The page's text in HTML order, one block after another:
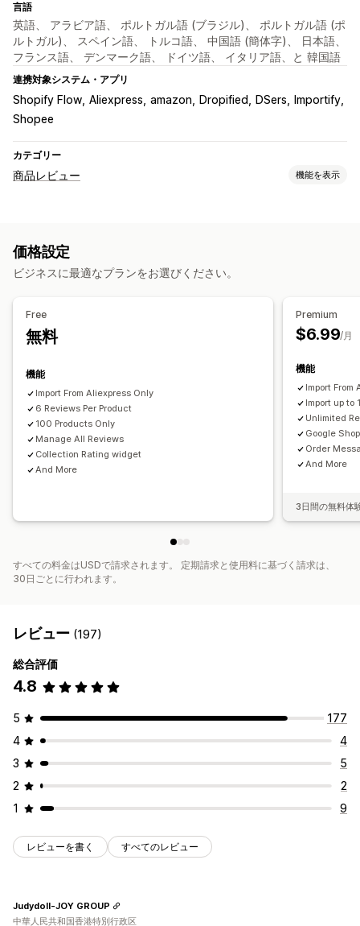
言語
英語、 アラビア語、 ポルトガル語 (ブラジル)、 ポルトガル語 (ポ
ルトガル)、 スペイン語、 トルコ語、 中国語 (簡体字)、 日本語、
フランス語、 デンマーク語、 ドイツ語、 イタリア語、と 韓国語
連携対象システム・アプリ
Shopify Flow Aliexpress amazon Dropified DSers
Importify
Shopee
カテゴリー
商品レビュー 機能を表示
評価 バッジ
グリッドレイアウト
タブまたはサイドバー
商品のグループ化
レビューの収集方法
メールリクエスト
インポートとエクスポート
レビューシンジケーション
カスタムリクエスト
価格設定
ビジネスに最適なプランをお選びください。
Free
無料
機能
Import From Aliexpress Only
6 Reviews Per Product
100 Products Only
Manage All Reviews
Collection Rating widget
And More
Premium
$6.99/月
機能
Import From
Import up to
Unlimited
Google
Order
And More
3日間の無料体
すべての料金はUSDで請求されます。 定期請求と使用料に基づく請求は、
30日ごとに行われます。
レビュー (197)
総合評価
4.8
5
177
4
4
3
5
2
2
1
9
レビューを書く すべてのレビュー
Judydoll-JOY GROUP
中華人民共和国香港特別行政区